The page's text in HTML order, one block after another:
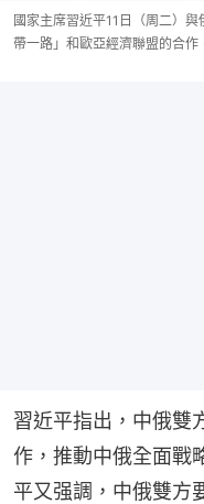
國家主席習近平11日（周二）
帶一路」和歐亞經濟聯盟的合作
習近平指出，中俄雙
作，推動中俄全面戰
平又强調，中俄雙方